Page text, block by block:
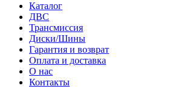
Каталог
ДВС
Трансмиссия
Диски/Шины
Гарантия и возврат
Оплата и доставка
О нас
Контакты